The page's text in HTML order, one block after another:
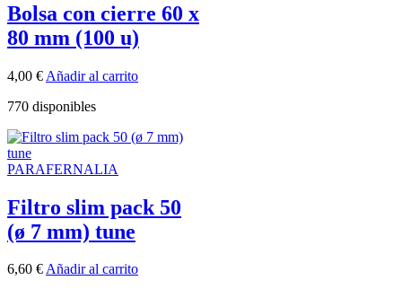
Bolsa con cierre 60 x
80 mm (100 u)
4,00 € Añadir al carrito
770 disponibles
PARAFERNALIA
Filtro slim pack 50
(ø 7 mm) tune
6,60 €Añadir al carrito